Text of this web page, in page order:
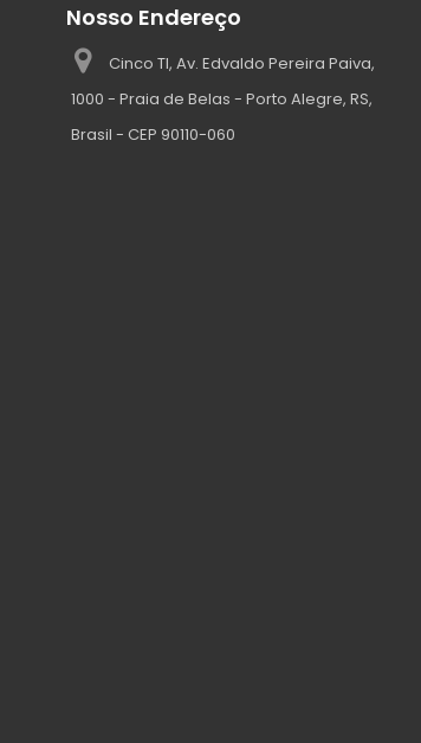
Nosso Endereço
Cinco TI, Av. Edvaldo Pereira Paiva,
1000 - Praia de Belas - Porto Alegre, RS,
Brasil - CEP 90110-060